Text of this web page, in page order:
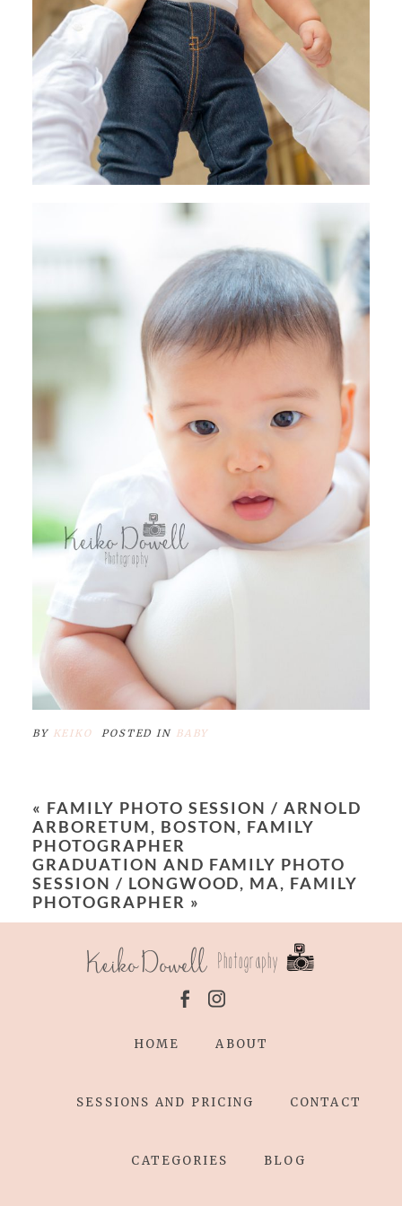
BY KEIKO POSTED IN BABY
« FAMILY PHOTO SESSION / ARNOLD
ARBORETUM, BOSTON, FAMILY
PHOTOGRAPHER
GRADUATION AND FAMILY PHOTO
SESSION / LONGWOOD, MA, FAMILY
PHOTOGRAPHER »
HOME ABOUT
SESSIONS AND PRICING CONTACT
CATEGORIES BLOG